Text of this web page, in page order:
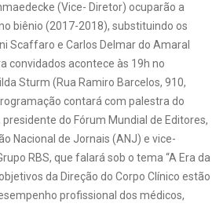
(Vice- Diretor) ocuparão a
biênio (2017-2018), substituindo os
Scaffaro e Carlos Delmar do Amaral
convidados acontece às 19h no
Sturm (Rua Ramiro Barcelos, 910,
contará com palestra do
do Fórum Mundial de Editores,
Nacional de Jornais (ANJ) e vice-
RBS, que falará sob o tema “A Era da
da Direção do Corpo Clínico estão
profissional dos médicos,